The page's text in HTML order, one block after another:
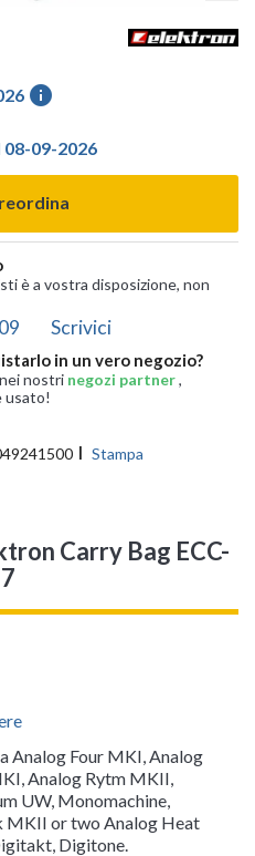
info
09-2026
è a vostra disposizione, non
Scrivici
in un vero negozio?
nostri negozi partner,
usato!
Stampa
Carry Bag ECC-
7
Analog Four MKI, Analog
Analog Rytm MKII,
UW, Monomachine,
or two Analog Heat
Digitone.